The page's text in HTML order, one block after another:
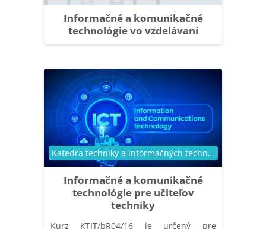
Informačné a komunikačné
technológie vo vzdelávaní
Informačné a komunikačné
technológie pre učiteľov
techniky
Kategória kurzu Katedra techniky a informačných technológií
Kurz KTIT/bR04/16 je určený pre